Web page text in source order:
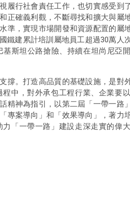
履行社會責任工作，也切實感受到
正確義利觀，不斷尋找和擴大與屬
準，實現市場開發和資源配置的屬
鐵建累計培訓屬地員工超過30萬人
斯坦公路搶險、持續在坦尚尼亞
撐。打造高品質的基礎設施，是對
中，對外承包工程行業、企業要
精神為指引，以第二屆「一帶一路
專案導向」和「效果導向」，著力
「一帶一路」建設走深走實的偉